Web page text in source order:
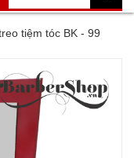
tiệm tóc BK - 99